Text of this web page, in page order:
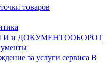
товаров
и ДОКУМЕНТООБОРОТ
за услуги сервиса В